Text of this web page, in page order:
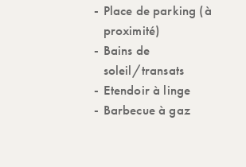
Place de parking (à
proximité)
Bains de
soleil/transats
Etendoir à linge
Barbecue à gaz